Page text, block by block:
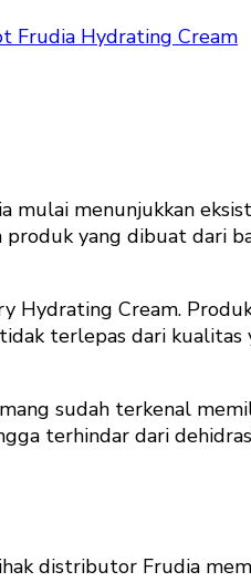
Frudia Hydrating Cream
menunjukkan
yang dibuat dari
Cream.
terlepas dari
sudah terkenal
terhindar dari
distributor Frudia